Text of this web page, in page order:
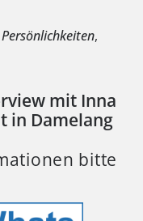
Persönlichkeiten,
mit Inna
in Damelang
bitte